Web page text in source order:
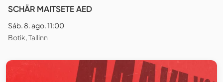
SCHÄR MAITSETE AED
Sáb. 8. ago. 11:00
Botik, Tallinn